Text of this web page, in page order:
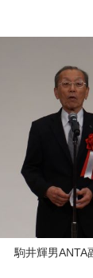
駒井輝男ANTA